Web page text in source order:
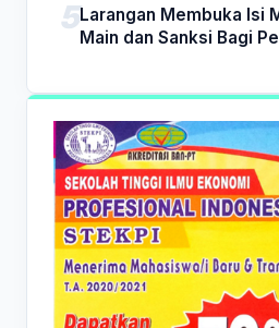
Larangan Membuka Isi
Main dan Sanksi Bagi